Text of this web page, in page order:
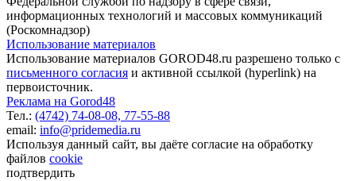
информационных технологий и массовых коммуникаций
(Роскомнадзор)
Использование материалов
Использование материалов GOROD48.ru разрешено только с
письменного согласия и активной ссылкой (hyperlink) на
первоисточник.
Реклама на Gorod48
Тел.: (4742) 74-08-08, 77-55-88
email: info@pridemedia.ru
Используя данный сайт, вы даёте согласие на обработку
файлов cookie
подтвердить